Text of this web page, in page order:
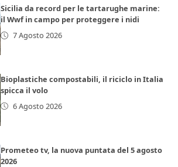
Sicilia da record per le tartarughe marine:
il Wwf in campo per proteggere i nidi
7 Agosto 2026
Bioplastiche compostabili, il riciclo in Italia
spicca il volo
6 Agosto 2026
Prometeo tv, la nuova puntata del 5 agosto
2026